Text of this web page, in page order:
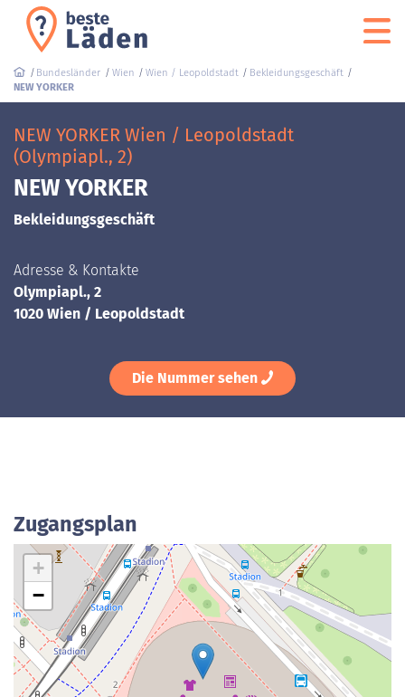
Bundesländer Wien Wien / Leopoldstadt
Bekleidungsgeschäft
NEW YORKER
NEW YORKER Wien / Leopoldstadt
(Olympiapl., 2)
NEW YORKER
Bekleidungsgeschäft
Adresse & Kontakte
Olympiapl., 2
1020 Wien / Leopoldstadt
Die Nummer sehen
Zugangsplan
+
−